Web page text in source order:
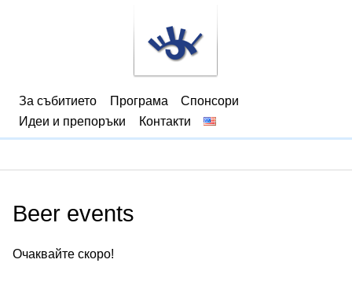
За събитието Програма
Спонсори
Идеи и препоръки
Контакти
Beer events
Очаквайте скоро!